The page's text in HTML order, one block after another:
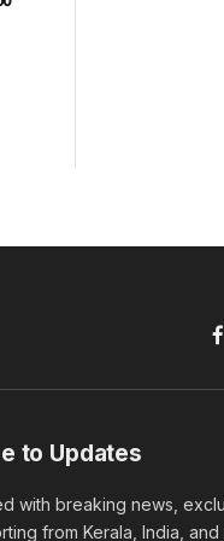
to Updates
with breaking news,
from Kerala, India,